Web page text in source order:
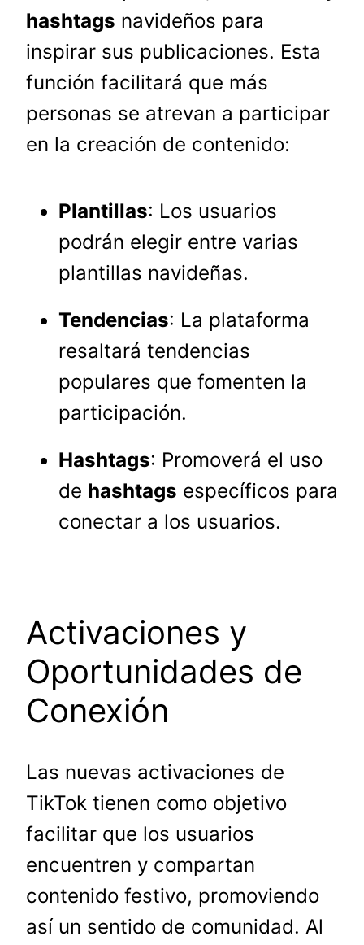
hashtags navideños para
inspirar sus publicaciones. Esta
función facilitará que más
personas se atrevan a participar
en la creación de contenido:
Plantillas: Los usuarios
podrán elegir entre varias
plantillas navideñas.
Tendencias: La plataforma
resaltará tendencias
populares que fomenten la
participación.
Hashtags: Promoverá el uso
de hashtags específicos para
conectar a los usuarios.
Activaciones y
Oportunidades de
Conexión
Las nuevas activaciones de
TikTok tienen como objetivo
facilitar que los usuarios
encuentren y compartan
contenido festivo, promoviendo
así un sentido de comunidad. Al